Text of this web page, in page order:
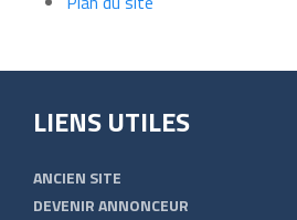
LIENS UTILES
ANCIEN SITE
DEVENIR ANNONCEUR